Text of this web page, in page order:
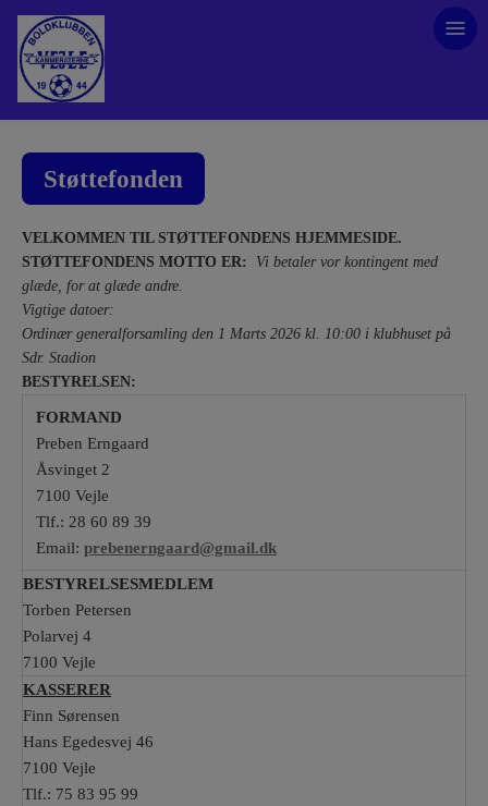
Støttefonden
VELKOMMEN TIL STØTTEFONDENS HJEMMESIDE.
STØTTEFONDENS MOTTO ER:
Vi betaler vor kontingent med
glæde, for at glæde andre.
Vigtige datoer:
Ordinær generalforsamling den 1 Marts 2026 kl. 10:00 i klubhuset på
Sdr. Stadion
BESTYRELSEN:
FORMAND
Preben Erngaard
Åsvinget 2
7100 Vejle
Tlf.: 28 60 89 39
Email: prebenerngaard@gmail.dk
BESTYRELSESMEDLEM
Torben Petersen
Polarvej 4
7100 Vejle
KASSERER
Finn Sørensen
Hans Egedesvej 46
7100 Vejle
Tlf.: 75 83 95 99